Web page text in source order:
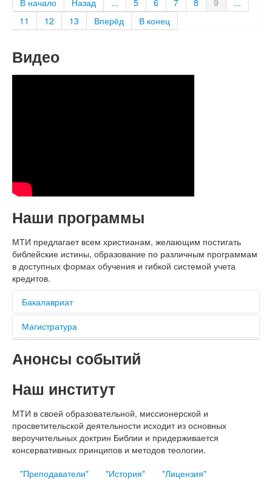
11
12 13 Вперёд В конец
Видео
Наши программы
МТИ предлагает всем христианам, желающим постигать
библейские истины, образование по различным программам
в доступных формах обучения и гибкой системой учета
кредитов.
Бакалавриат
Программа рассчитана на христиан, которые несут
пастырское или иное лидерское служение в церкви, а
преподавательских кадров для церковных библейских
Магистратура
теоретических аспектов направления подготовки и
деятельность...
Позволяет получить качественное образование не
отрываясь от своего места и служения...
Анонсы событий
Наш институт
МТИ в своей образовательной, миссионерской и
просветительской деятельности исходит из основных
вероучительных доктрин Библии и придерживается
консервативных принципов и методов теологии.
"Преподаватели"
"История" "Лицензия"